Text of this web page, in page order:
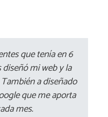
que tenía en 6
mi web y la
a diseñado
que me aporta
mes.